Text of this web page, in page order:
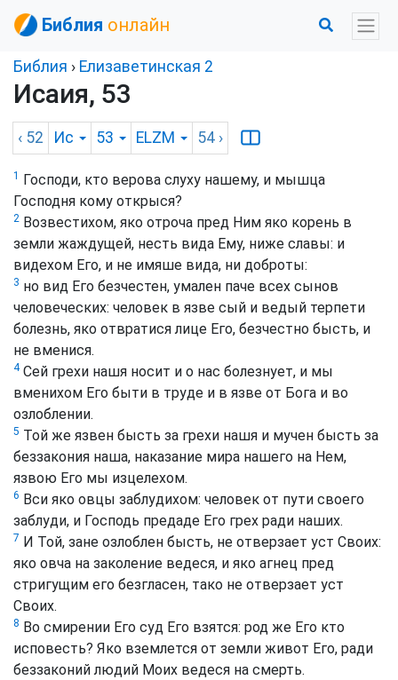
Библия онлайн
Библия › Елизаветинская 2
Исаия, 53
‹ 52 Ис 53 ELZM 54 ›
1
Господи, кто верова слуху нашему, и мышца
Господня кому открыся?
2 Возвестихом, яко отроча пред Ним яко корень в
земли жаждущей, несть вида Ему, ниже славы: и
видехом Его, и не имяше вида, ни доброты:
3 но вид Его безчестен, умален паче всех сынов
человеческих: человек в язве сый и ведый терпети
болезнь, яко отвратися лице Его, безчестно бысть, и
не вменися.
4Сей грехи нашя носит и о нас болезнует, и мы
вменихом Его быти в труде и в язве от Бога и во
озлоблении.
5 Той же язвен бысть за грехи нашя и мучен бысть за
беззакония наша, наказание мира нашего на Нем,
язвою Его мы изцелехом.
6 Вси яко овцы заблудихом: человек от пути своего
заблуди, и Господь предаде Его грех ради наших.
7 И Той, зане озлоблен бысть, не отверзает уст Своих:
яко овча на заколение ведеся, и яко агнец пред
стригущим его безгласен, тако не отверзает уст
Своих.
8 Во смирении Его суд Его взятся: род же Его кто
исповесть? Яко вземлется от земли живот Его, ради
беззаконий людий Моих ведеся на смерть.